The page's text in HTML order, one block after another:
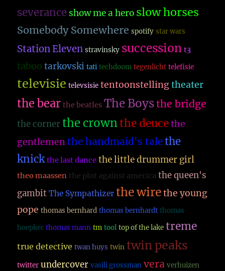
severance show me a hero slow horses
Somebody Somewhere spotify star wars
Station Eleven stravinsky succession t3
taboo tarkovski tati techdoom tegenlicht telefisie
televisie televsisie tentoonstelling theater
the bear the beatles The Boysthe bridge
the corner the crownthe deuce the
gentlemen the handmaid's talethe
knick the last dance the little drummer girl
theo maassen the plot against america the queen's
gambit The Sympathizer the wire the young
pope thomas bernhard thomas bernhardt thomas
hoepker thomas mann tm tool top of the lake treme
true detective twan huys twin twin peaks
twitter undercover vasili grossman vera verhuizen